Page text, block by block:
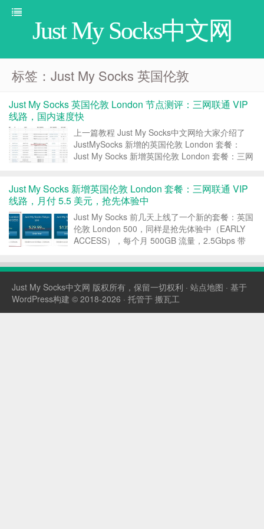
Just My Socks中文网
标签：Just My Socks 英国伦敦
Just My Socks 英国伦敦 London 节点测评：三网联通 VIP
线路，国内速度快
上一篇教程 Just My Socks中文网给大家介绍了
JustMySocks 新增的英国伦敦 London 套餐：
Just My Socks 新增英国伦敦 London 套餐：三网
Just My Socks 新增英国伦敦 London 套餐：三网联通 VIP
线路，月付 5.5 美元，抢先体验中
Just My Socks 前几天上线了一个新的套餐：英国
伦敦 London 500，同样是抢先体验中（EARLY
ACCESS），每个月 500GB 流量，2.5Gbps 带
Just My Socks 英国伦敦方案介绍 方...
Just My Socks中文网 版权所有，保留一切权利 · 站点地图 · 基于
WordPress构建 © 2018-2026 · 托管于 搬瓦工